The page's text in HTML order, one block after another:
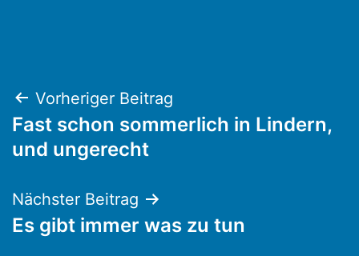
Beitragsnavigation
Vorheriger Beitrag
Fast schon sommerlich in Lindern,
und ungerecht
Nächster Beitrag
Es gibt immer was zu tun